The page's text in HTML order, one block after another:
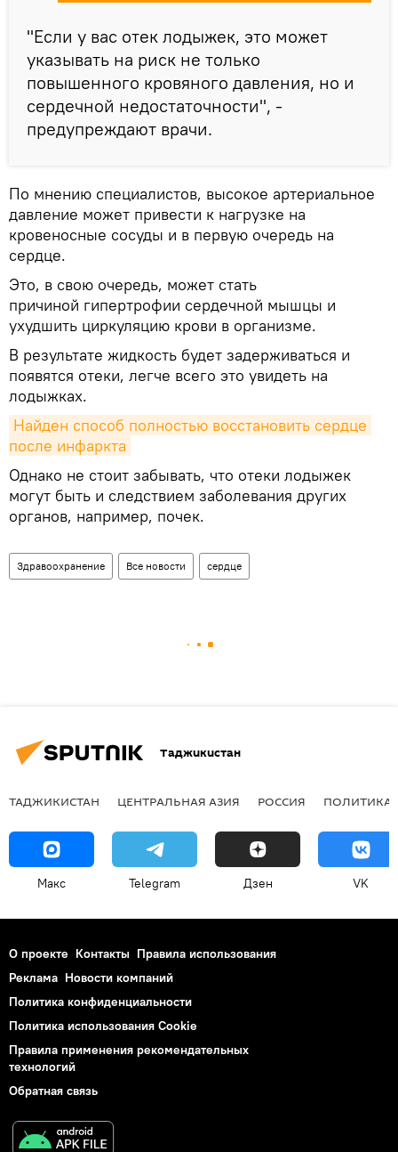
"Если у вас отек лодыжек, это может
указывать на риск не только
повышенного кровяного давления, но и
сердечной недостаточности", -
предупреждают врачи.
По мнению специалистов, высокое артериальное
давление может привести к нагрузке на
кровеносные сосуды и в первую очередь на
сердце.
Это, в свою очередь, может стать
причиной гипертрофии сердечной мышцы и
ухудшить циркуляцию крови в организме.
В результате жидкость будет задерживаться и
появятся отеки, легче всего это увидеть на
лодыжках.
Найден способ полностью восстановить сердце
после инфаркта
Однако не стоит забывать, что отеки лодыжек
могут быть и следствием заболевания других
органов, например, почек.
Здравоохранение Все новости сердце
Таджикистан
ТАДЖИКИСТАН ЦЕНТРАЛЬНАЯ АЗИЯ РОССИЯ ПОЛИТИКА
Макс Telegram Дзен VK
О проекте Контакты Правила использования
Реклама Новости компаний
Политика конфиденциальности
Политика использования Cookie
Правила применения рекомендательных
технологий
Обратная связь